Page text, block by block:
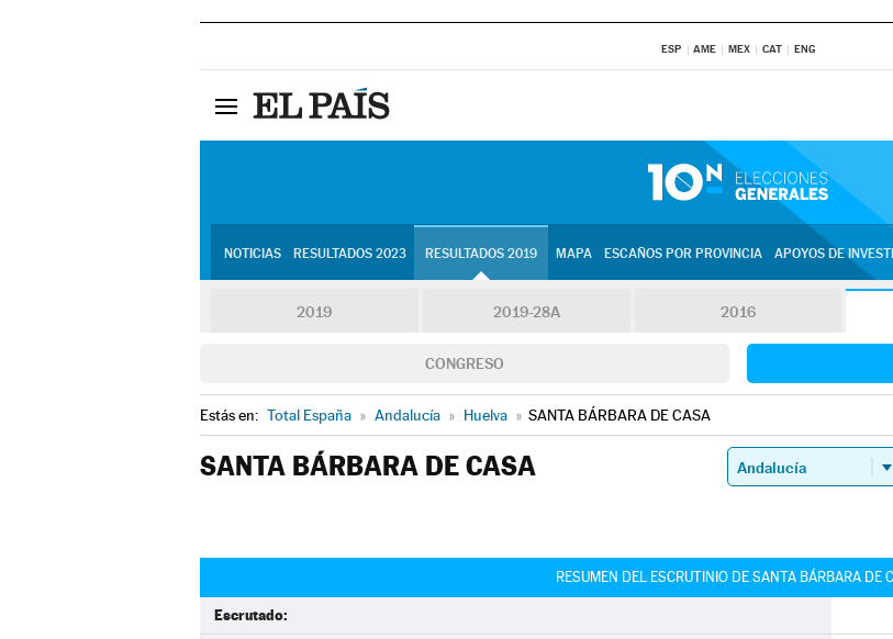
ESP AME MEX CAT ENG
NOTICIAS RESULTADOS 2023 RESULTADOS 2019 MAPA ESCAÑOS POR PROVINCIA APOYOS DE
2019 2019-28A 2016
CONGRESO
Estás en: Total España » Andalucía » Huelva » SANTA BÁRBARA DE CASA
SANTA BÁRBARA DE CASA
RESUMEN DEL ESCRUTINIO DE SANTA BÁRBARA DE
Escrutado: